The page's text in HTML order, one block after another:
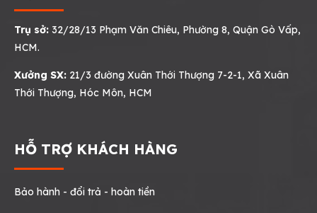
Trụ sở: 32/28/13 Phạm Văn Chiêu, Phường 8, Quận Gò Vấp,
HCM.
Xưởng SX: 21/3 đường Xuân Thới Thượng 7-2-1, Xã Xuân
Thới Thượng, Hóc Môn, HCM
HỖ TRỢ KHÁCH HÀNG
Bảo hành - đổi trả - hoàn tiền